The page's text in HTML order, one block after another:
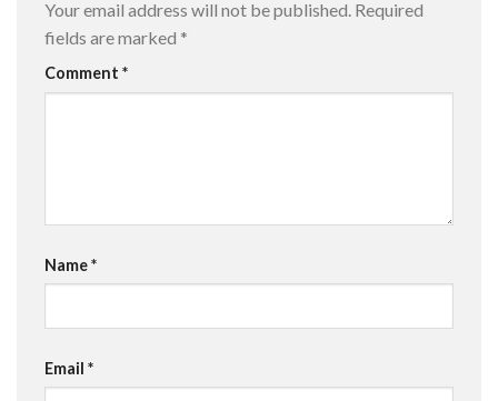
Your email address will not be published. Required
fields are marked *
Comment *
Name*
Email *